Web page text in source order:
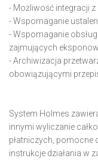
- Możliwość integracji
- Wspomaganie
- Wspomaganie
zajmujących
- Archiwizacja
obowiązującymi
System Holmes
innymi wyliczanie
płatniczych, pomocne
instrukcje działania w